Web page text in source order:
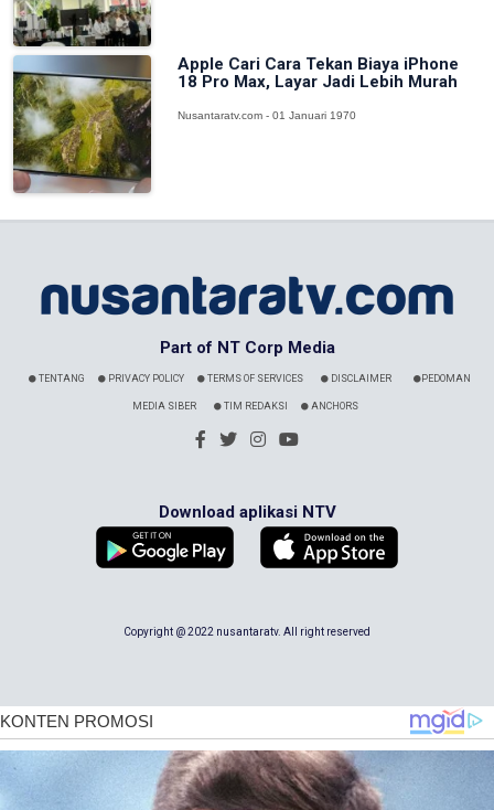
Apple Cari Cara Tekan Biaya iPhone
18 Pro Max, Layar Jadi Lebih Murah
Nusantaratv.com - 01 Januari 1970
Part of NT Corp Media
TENTANG PRIVACY POLICY TERMS OF SERVICES DISCLAIMER PEDOMAN
MEDIA SIBER TIM REDAKSI ANCHORS
Download aplikasi NTV
Copyright @ 2022 nusantaratv. All right reserved